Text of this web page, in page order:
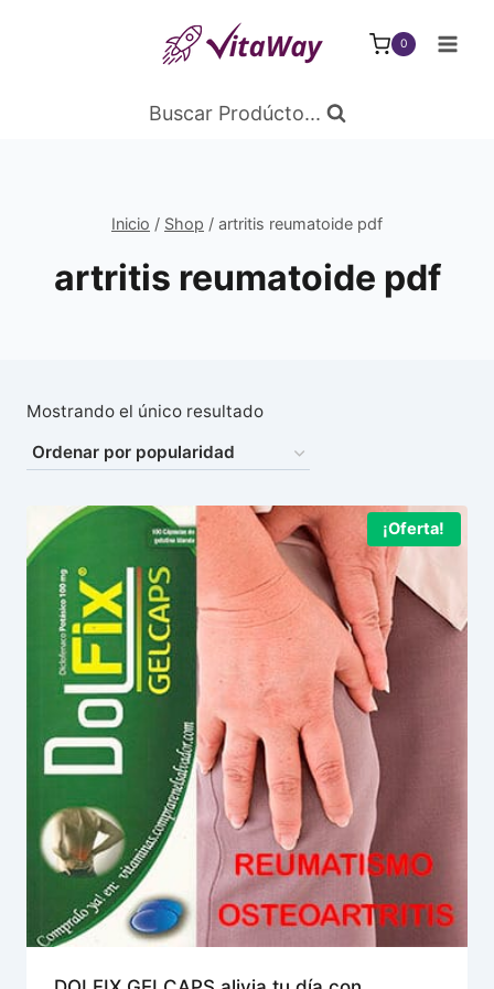
0
Buscar Prodúcto...
Inicio / Shop / artritis reumatoide pdf
artritis reumatoide pdf
Mostrando el único resultado
¡Oferta!